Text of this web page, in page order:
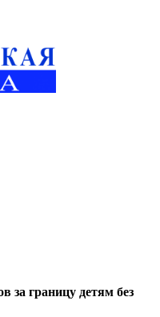
за границу детям без